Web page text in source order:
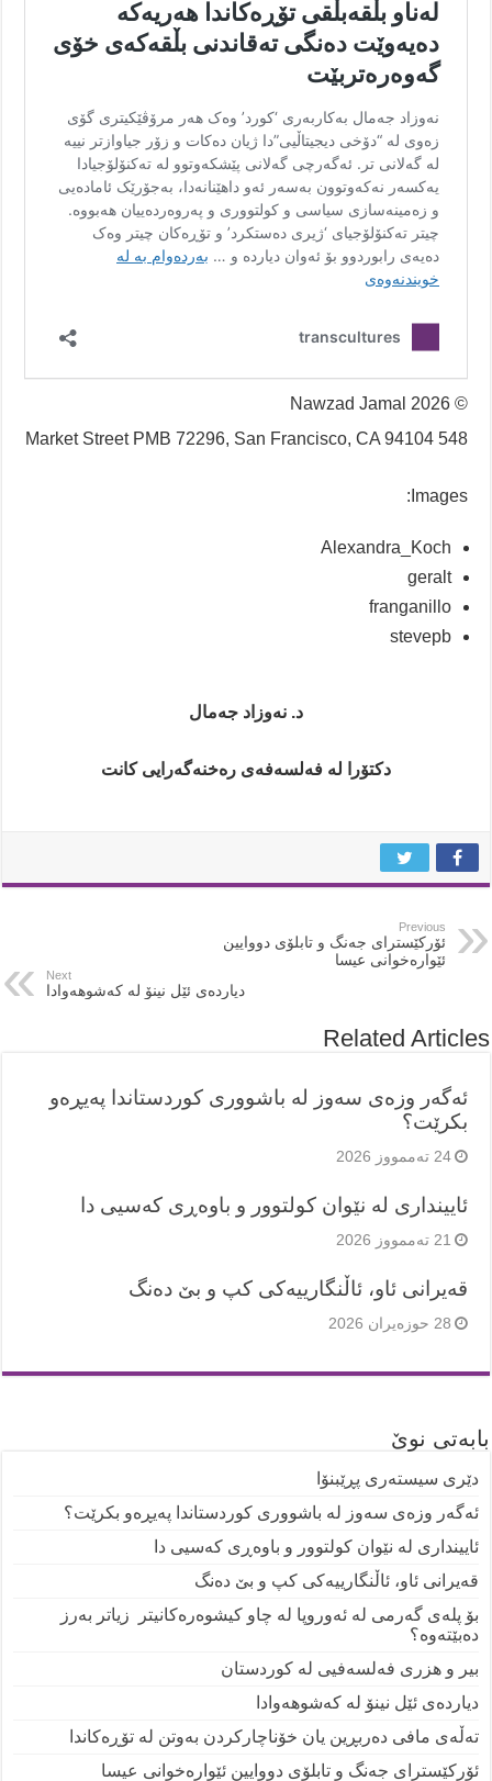
© 2026 Nawzad Jamal
548 Market Street PMB 72296, San Francisco, CA 94104
Images:
Alexandra_Koch
geralt
franganillo
stevepb
د. نەوزاد جەمال
دکتۆرا لە فەلسەفەی رەخنەگەرایی کانت
Previous
ئۆرکێسترای جەنگ و تابلۆی دووایین
ئێوارەخوانی عیسا
Next
دیاردەی ئێل نینۆ لە کەشوهەوادا
Related Articles
ئەگەر وزەی سەوز لە باشووری کوردستاندا پەیڕەو
بکرێت؟
24 تەممووز 2026
ئایینداری لە نێوان کولتوور و باوەڕی کەسیی دا
21 تەممووز 2026
قەیرانی ئاو، ئاڵنگارییەکی کپ و بێ دەنگ
28 حوزه‌یران 2026
بابەتی نوێ
دێری سیستەری پڕێبنۆا
ئەگەر وزەی سەوز لە باشووری کوردستاندا پەیڕەو بکرێت؟
ئایینداری لە نێوان کولتوور و باوەڕی کەسیی دا
قەیرانی ئاو، ئاڵنگارییەکی کپ و بێ دەنگ
بۆ پلەی گەرمی لە ئەوروپا لە چاو کیشوەرەکانیتر زیاتر بەرز
دەبێتەوە؟
بیر و هزری فەلسەفیی لە کوردستان
دیاردەی ئێل نینۆ لە کەشوهەوادا
تەڵەی مافی دەربڕین یان خۆناچارکردن بەوتن لە تۆڕەکاندا
ئۆرکێسترای جەنگ و تابلۆی دووایین ئێوارەخوانی عیسا